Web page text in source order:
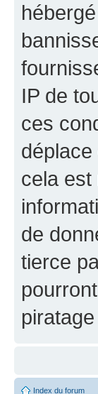
IP de
ces
déplace
cela est
de
tierce
Index du forum